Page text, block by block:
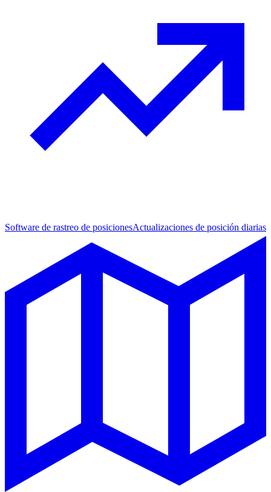
Software de rastreo de posicionesActualizaciones de posición diarias